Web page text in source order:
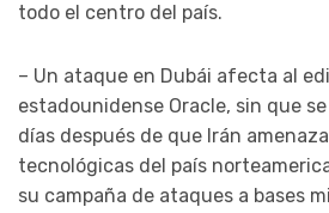
todo el centro del país.
– Un ataque en Dubái afecta al
estadounidense Oracle, sin que
días después de que Irán
tecnológicas del país
su campaña de ataques a bases